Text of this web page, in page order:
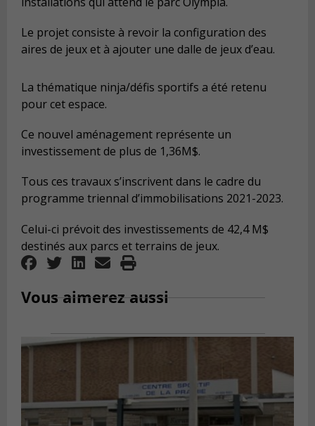
Le projet consiste à revoir la configuration des
aires de jeux et à ajouter une dalle de jeux d’eau.
La thématique ninja/défis sportifs a été retenu
pour cet espace.
Ce nouvel aménagement représente un
investissement de plus de 1,36M$.
Tous ces travaux s’inscrivent dans le cadre du
programme triennal d’immobilisations 2021-2023.
Celui-ci prévoit des investissements de 42,4 M$
destinés aux parcs et terrains de jeux.
Vous aimerez aussi